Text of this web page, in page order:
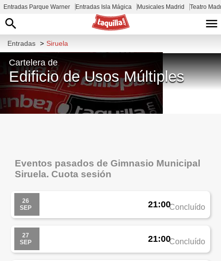
Entradas Parque Warner Entradas Isla Mágica Musicales Madrid Teatro
Entradas > Siruela
Cartelera de
Edificio de Usos Múltiples
Eventos pasados de Gimnasio Municipal
Siruela. Cuota sesión
26
SEP
21:00Concluído
27
SEP
21:00Concluído